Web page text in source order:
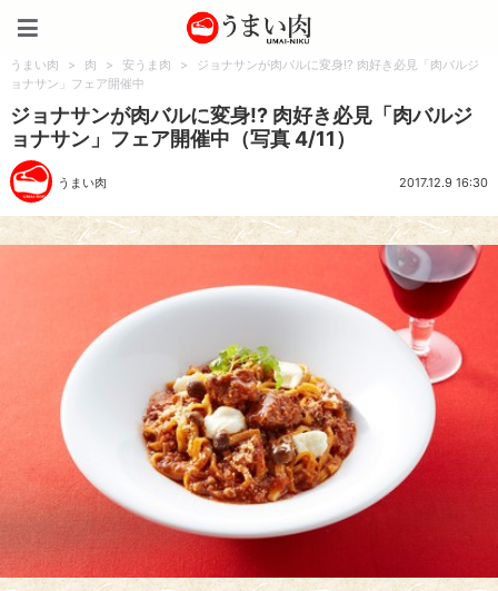
うまい肉 > 肉 > 安うま肉 >
ジョナサンが肉バルに変身!? 肉好き必見「肉バルジ
ョナサン」フェア開催中
ジョナサンが肉バルに変身!? 肉好き必見「肉バルジ
ョナサン」フェア開催中（写真 4/11）
うまい肉 2017.12.9 16:30